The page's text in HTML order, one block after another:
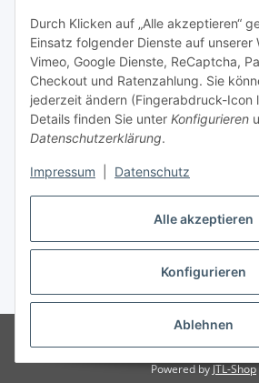
Alle akzeptieren
Konfigurieren
Ablehnen
Durch Klicken auf „Alle akzeptieren“
Einsatz folgender Dienste auf unserer
Vimeo, Google Dienste, ReCaptcha,
Checkout und Ratenzahlung. Sie
jederzeit ändern (Fingerabdruck-Icon
Details finden Sie unter Konfigurieren
Datenschutzerklärung.
Impressum Datenschutz
Unsere Seiten
Social Media
Vertrag widerrufen
* Alle Preise inkl. gesetzlicher USt., ** siehe
Versand
Onlineshop für Endkunden und
Powered byJTL-Shop